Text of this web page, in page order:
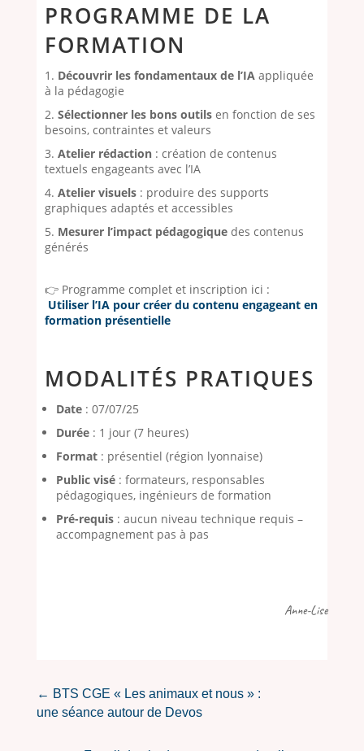
PROGRAMME DE LA
FORMATION
Découvrir les fondamentaux de l’IAappliquée
à la pédagogie
Sélectionner les bons outilsen fonction de ses
besoins, contraintes et valeurs
Atelier rédaction: création de contenus
textuels engageants avec l’IA
Atelier visuels: produire des supports
graphiques adaptés et accessibles
Mesurer l’impact pédagogiquedes contenus
générés
👉 Programme complet et inscription ici :
Utiliser l’IA pour créer du contenu engageant en
formation présentielle
MODALITÉS PRATIQUES
Date : 07/07/25
Durée: 1 jour (7 heures)
Format: présentiel (région lyonnaise)
Public visé: formateurs, responsables
pédagogiques, ingénieurs de formation
Pré-requis: aucun niveau technique requis –
accompagnement pas à pas
Anne-Lise
← BTS CGE « Les animaux et nous » :
une séance autour de Devos